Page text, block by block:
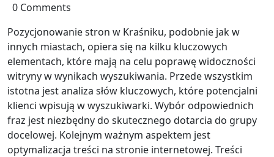
0 Comments
Pozycjonowanie stron w Kraśniku, podobnie jak w
innych miastach, opiera się na kilku kluczowych
elementach, które mają na celu poprawę widoczności
witryny w wynikach wyszukiwania. Przede wszystkim
istotna jest analiza słów kluczowych, które potencjalni
klienci wpisują w wyszukiwarki. Wybór odpowiednich
fraz jest niezbędny do skutecznego dotarcia do grupy
docelowej. Kolejnym ważnym aspektem jest
optymalizacja treści na stronie internetowej. Treści